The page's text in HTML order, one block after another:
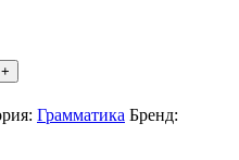
Грамматика Бренд: